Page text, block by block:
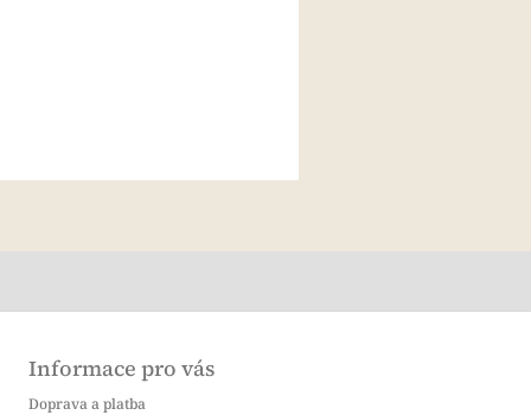
Informace pro vás
Doprava a platba